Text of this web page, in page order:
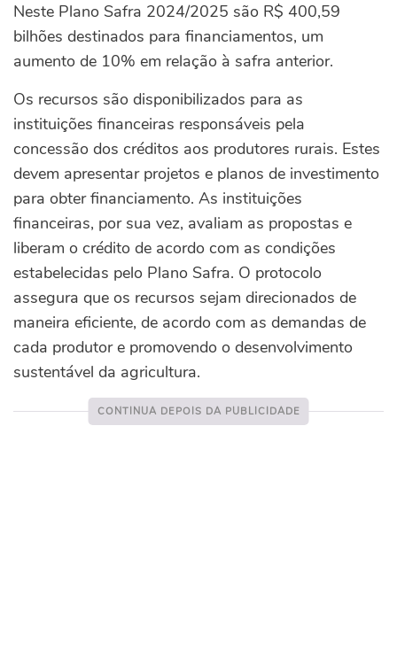
Neste Plano Safra 2024/2025 são R$ 400,59
bilhões destinados para financiamentos, um
aumento de 10% em relação à safra anterior.
Os recursos são disponibilizados para as
instituições financeiras responsáveis pela
concessão dos créditos aos produtores rurais. Estes
devem apresentar projetos e planos de investimento
para obter financiamento. As instituições
financeiras, por sua vez, avaliam as propostas e
liberam o crédito de acordo com as condições
estabelecidas pelo Plano Safra. O protocolo
assegura que os recursos sejam direcionados de
maneira eficiente, de acordo com as demandas de
cada produtor e promovendo o desenvolvimento
sustentável da agricultura.